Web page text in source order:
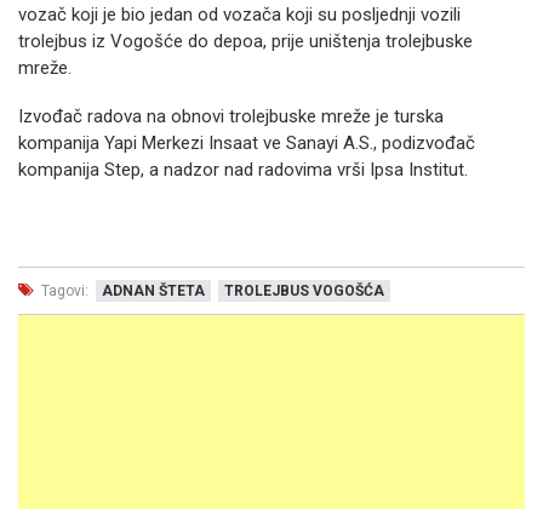
vozač koji je bio jedan od vozača koji su posljednji vozili
trolejbus iz Vogošće do depoa, prije uništenja trolejbuske
mreže.
Izvođač radova na obnovi trolejbuske mreže je turska
kompanija Yapi Merkezi Insaat ve Sanayi A.S., podizvođač
kompanija Step, a nadzor nad radovima vrši Ipsa Institut.
Tagovi: ADNAN ŠTETA TROLEJBUS VOGOŠĆA